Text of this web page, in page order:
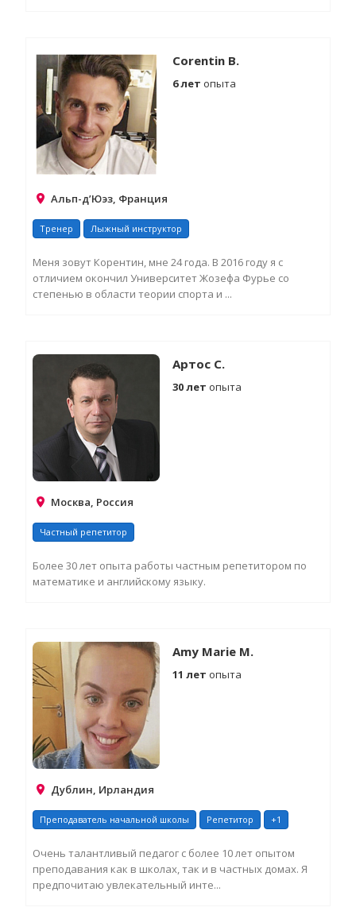
Corentin B.
6 лет опыта
Альп-д’Юэз, Франция
Тренер Лыжный инструктор
Меня зовут Корентин, мне 24 года. В 2016 году я с
отличием окончил Университет Жозефа Фурье со
степенью в области теории спорта и ...
Артос С.
30 лет опыта
Москва, Россия
Частный репетитор
Более 30 лет опыта работы частным репетитором по
математике и английскому языку.
Amy Marie M.
11 лет опыта
Дублин, Ирландия
Преподаватель начальной школы Репетитор +1
Очень талантливый педагог с более 10 лет опытом
преподавания как в школах, так и в частных домах. Я
предпочитаю увлекательный инте...